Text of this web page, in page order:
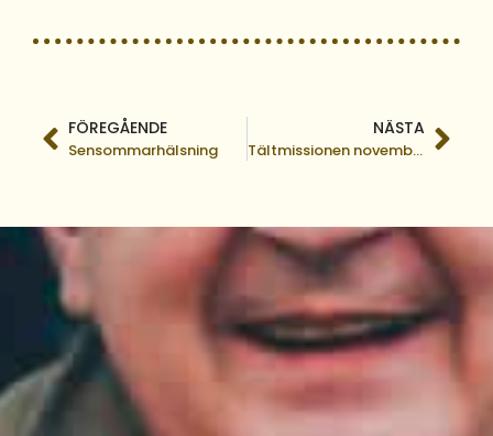
FÖREGÅENDE
Sensommarhälsning
NÄSTA
Tältmissionen november 2024